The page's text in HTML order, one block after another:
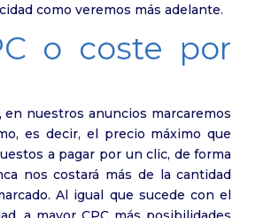
como veremos más adelante.
o coste por
en nuestros anuncios marcaremos
es decir, el precio máximo que
a pagar por un clic, de forma
nos costará más de la cantidad
Al igual que sucede con el